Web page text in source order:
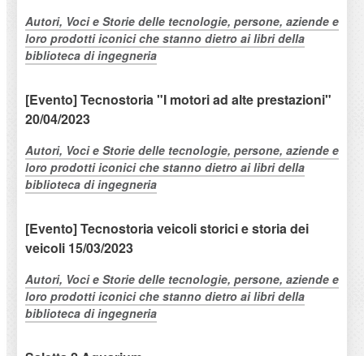
Autori, Voci e Storie delle tecnologie, persone, aziende e
loro prodotti iconici che stanno dietro ai libri della
biblioteca di ingegneria
[Evento] Tecnostoria "I motori ad alte prestazioni"
20/04/2023
Autori, Voci e Storie delle tecnologie, persone, aziende e
loro prodotti iconici che stanno dietro ai libri della
biblioteca di ingegneria
[Evento] Tecnostoria veicoli storici e storia dei
veicoli 15/03/2023
Autori, Voci e Storie delle tecnologie, persone, aziende e
loro prodotti iconici che stanno dietro ai libri della
biblioteca di ingegneria